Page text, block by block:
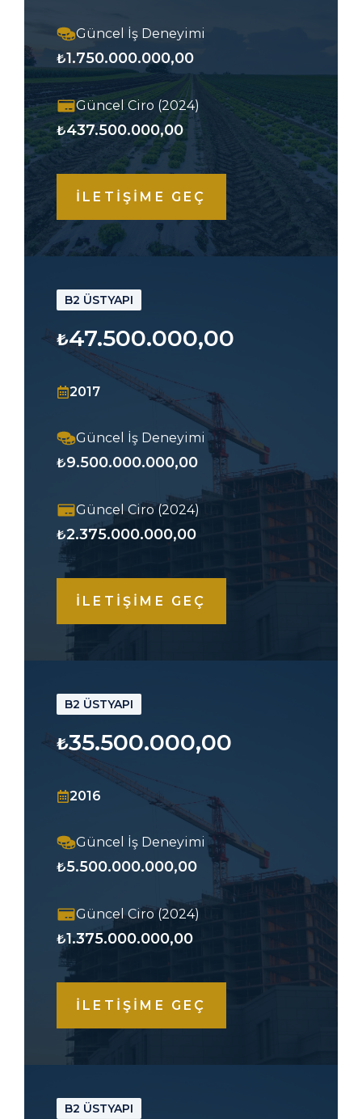
Güncel İş Deneyimi
₺1.750.000.000,00
Güncel Ciro (2024)
₺437.500.000,00
İLETİŞİME GEÇ
B2 ÜSTYAPI
₺47.500.000,00
2017
Güncel İş Deneyimi
₺9.500.000.000,00
Güncel Ciro (2024)
₺2.375.000.000,00
İLETİŞİME GEÇ
B2 ÜSTYAPI
₺35.500.000,00
2016
Güncel İş Deneyimi
₺5.500.000.000,00
Güncel Ciro (2024)
₺1.375.000.000,00
İLETİŞİME GEÇ
B2 ÜSTYAPI